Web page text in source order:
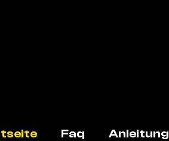
Faq Anleitung